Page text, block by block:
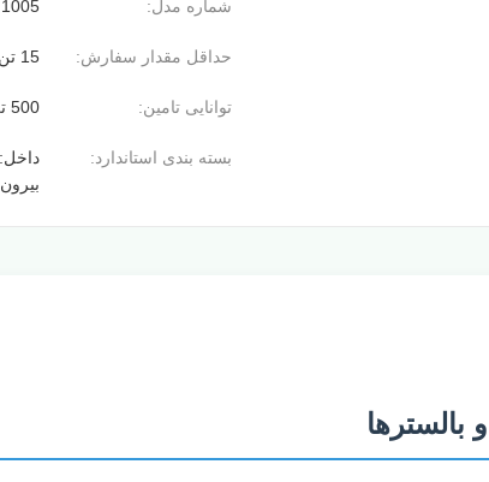
شماره مدل: 1005
حداقل مقدار سفارش: 15 تن
توانایی تامین: 500 تن/تن در ماه
بسته بندی استاندارد:
بالسترها